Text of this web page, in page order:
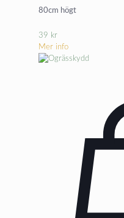
80cm högt
39 kr
Mer info